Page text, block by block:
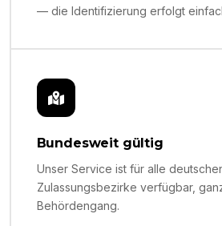
— die Identifizierung erfolgt
Bundesweit gültig
Unser Service ist für alle
Zulassungsbezirke verfügbar,
Behördengang.